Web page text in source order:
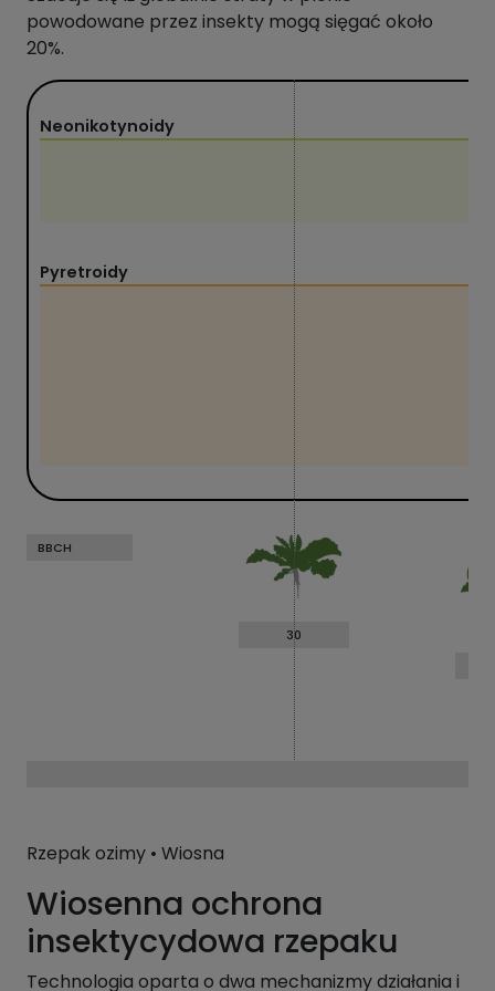
powodowane przez insekty mogą sięgać około
20%.
Neonikotynoidy
Pyretroidy
BBCH
30
Rzepak ozimy • Wiosna
Wiosenna ochrona
insektycydowa rzepaku
Technologia oparta o dwa mechanizmy działania i